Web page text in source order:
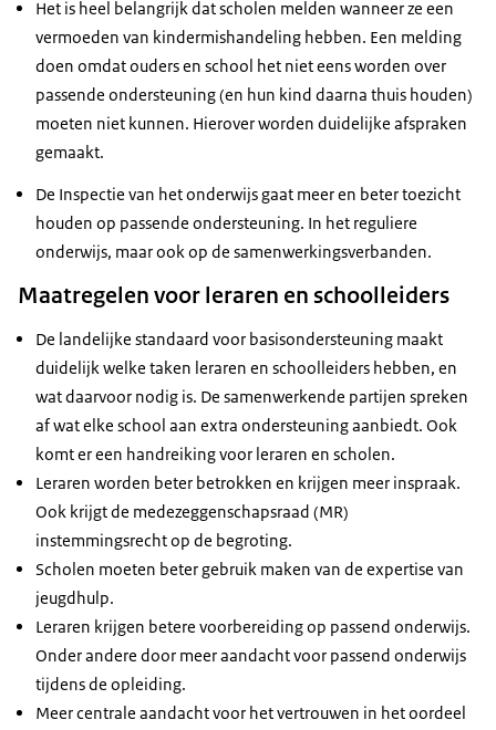
Het is heel belangrijk dat scholen melden wanneer ze een
vermoeden van kindermishandeling hebben. Een melding
doen omdat ouders en school het niet eens worden over
passende ondersteuning (en hun kind daarna thuis houden)
moeten niet kunnen. Hierover worden duidelijke afspraken
gemaakt.
De Inspectie van het onderwijs gaat meer en beter toezicht
houden op passende ondersteuning. In het reguliere
onderwijs, maar ook op de samenwerkingsverbanden.
Maatregelen voor leraren en schoolleiders
De landelijke standaard voor basisondersteuning maakt
duidelijk welke taken leraren en schoolleiders hebben, en
wat daarvoor nodig is. De samenwerkende partijen spreken
af wat elke school aan extra ondersteuning aanbiedt. Ook
komt er een handreiking voor leraren en scholen.
Leraren worden beter betrokken en krijgen meer inspraak.
Ook krijgt de medezeggenschapsraad (MR)
instemmingsrecht op de begroting.
Scholen moeten beter gebruik maken van de expertise van
jeugdhulp.
Leraren krijgen betere voorbereiding op passend onderwijs.
Onder andere door meer aandacht voor passend onderwijs
tijdens de opleiding.
Meer centrale aandacht voor het vertrouwen in het oordeel